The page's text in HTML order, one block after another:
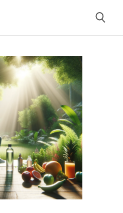
검